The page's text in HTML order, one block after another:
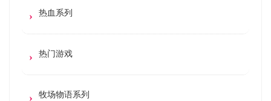
热血系列
热门游戏
牧场物语系列